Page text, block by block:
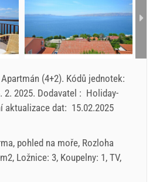
poptávku
3
3
Kterýkoli den Kterýkoli den
2025 - 31. 12. 2026 / - 10 %
(01.01 - 30.06. / 01.09. -
4 5 6 7
8
11 12 14
15
18 19 20 21
22
Apartmán (4+2). Kódů jednotek:
2. 2025. Dodavatel : Holiday-
aktualizace dat: 15.02.2025
pohled na moře, Rozloha
Ložnice: 3, Koupelny: 1, TV,